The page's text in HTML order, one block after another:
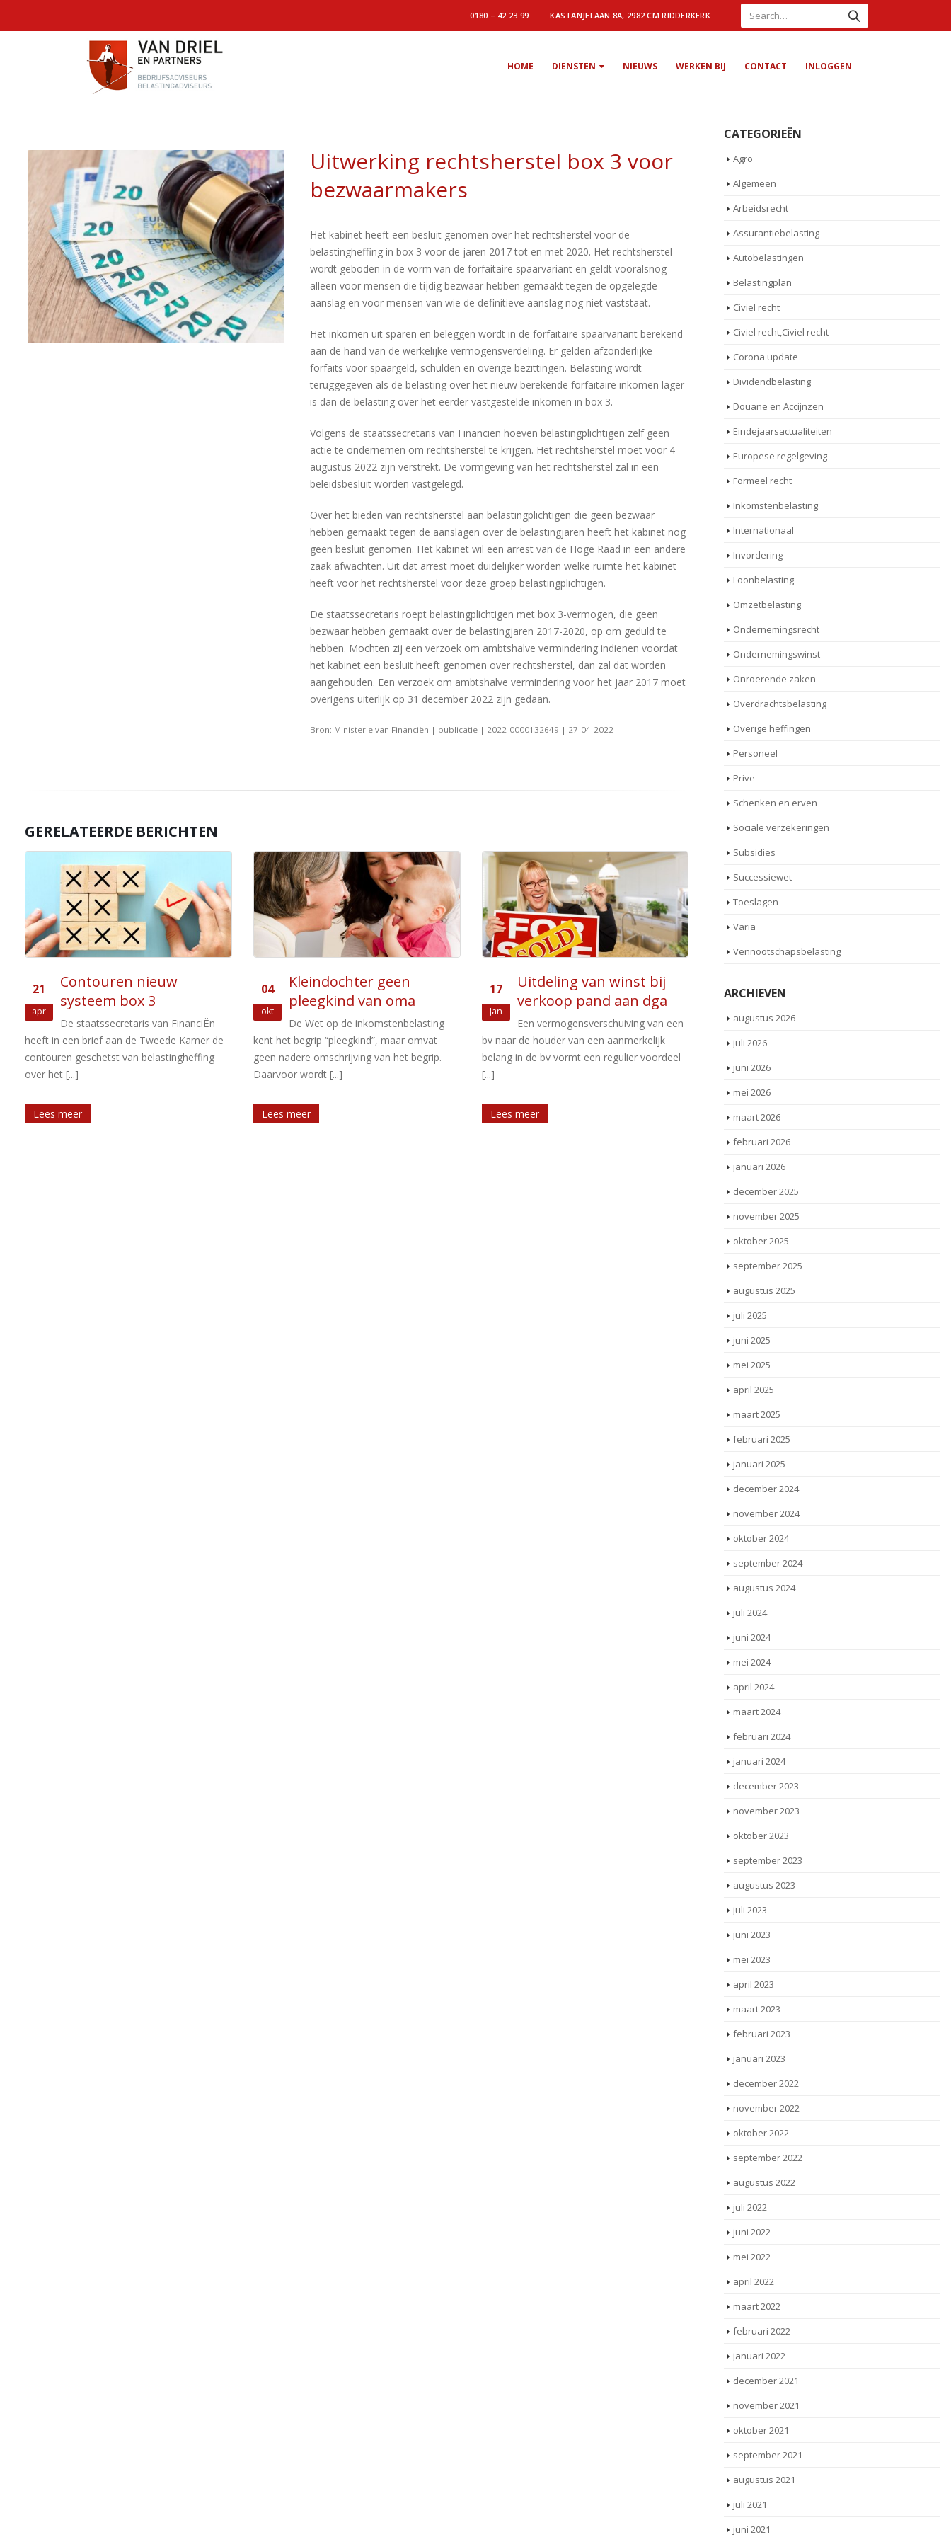
0180 – 42 23 99 KASTANJELAAN 8A, 2982 CM RIDDERKERK
HOME DIENSTEN NIEUWS WERKEN BIJ CONTACT INLOGGEN
Uitwerking rechtsherstel box 3 voor
bezwaarmakers
Het kabinet heeft een besluit genomen over het rechtsherstel voor de
belastingheffing in box 3 voor de jaren 2017 tot en met 2020. Het rechtsherstel
wordt geboden in de vorm van de forfaitaire spaarvariant en geldt vooralsnog
alleen voor mensen die tijdig bezwaar hebben gemaakt tegen de opgelegde
aanslag en voor mensen van wie de definitieve aanslag nog niet vaststaat.
Het inkomen uit sparen en beleggen wordt in de forfaitaire spaarvariant berekend
aan de hand van de werkelijke vermogensverdeling. Er gelden afzonderlijke
forfaits voor spaargeld, schulden en overige bezittingen. Belasting wordt
teruggegeven als de belasting over het nieuw berekende forfaitaire inkomen lager
is dan de belasting over het eerder vastgestelde inkomen in box 3.
Volgens de staatssecretaris van Financiën hoeven belastingplichtigen zelf geen
actie te ondernemen om rechtsherstel te krijgen. Het rechtsherstel moet voor 4
augustus 2022 zijn verstrekt. De vormgeving van het rechtsherstel zal in een
beleidsbesluit worden vastgelegd.
Over het bieden van rechtsherstel aan belastingplichtigen die geen bezwaar
hebben gemaakt tegen de aanslagen over de belastingjaren heeft het kabinet nog
geen besluit genomen. Het kabinet wil een arrest van de Hoge Raad in een andere
zaak afwachten. Uit dat arrest moet duidelijker worden welke ruimte het kabinet
heeft voor het rechtsherstel voor deze groep belastingplichtigen.
De staatssecretaris roept belastingplichtigen met box 3-vermogen, die geen
bezwaar hebben gemaakt over de belastingjaren 2017-2020, op om geduld te
hebben. Mochten zij een verzoek om ambtshalve vermindering indienen voordat
het kabinet een besluit heeft genomen over rechtsherstel, dan zal dat worden
aangehouden. Een verzoek om ambtshalve vermindering voor het jaar 2017 moet
overigens uiterlijk op 31 december 2022 zijn gedaan.
Bron: Ministerie van Financiën | publicatie | 2022-0000132649 | 27-04-2022
GERELATEERDE BERICHTEN
04
okt
Kleindochter geen
pleegkind van oma
De Wet op de inkomstenbelasting
kent het begrip “pleegkind”, maar omvat
geen nadere omschrijving van het begrip.
Daarvoor wordt [...]
Lees meer
17
Jan
Uitdeling van winst bij
verkoop pand aan dga
Een vermogensverschuiving van een
bv naar de houder van een aanmerkelijk
belang in de bv vormt een regulier voordeel
[...]
Lees meer
17
aug
Verduisterde bedragen
vormden resultaat uit
werkzaamheid
De belastingrechter dient in een procedure
over een belastingaanslag op basis van de
fiscale bewijsregels en aan de hand [...]
Lees meer
09
courant via dividend
De rekening-courantschuld van een
dga aan zijn bv liep in een reeks van jaren op
Lees meer
CATEGORIEËN
Agro
Algemeen
Arbeidsrecht
Assurantiebelasting
Autobelastingen
Belastingplan
Civiel recht
Civiel recht,Civiel recht
Corona update
Dividendbelasting
Douane en Accijnzen
Eindejaarsactualiteiten
Europese regelgeving
Formeel recht
Inkomstenbelasting
Internationaal
Invordering
Loonbelasting
Omzetbelasting
Ondernemingsrecht
Ondernemingswinst
Onroerende zaken
Overdrachtsbelasting
Overige heffingen
Personeel
Prive
Schenken en erven
Sociale verzekeringen
Subsidies
Successiewet
Toeslagen
Varia
Vennootschapsbelasting
ARCHIEVEN
augustus 2026
juli 2026
juni 2026
mei 2026
maart 2026
februari 2026
januari 2026
december 2025
november 2025
oktober 2025
september 2025
augustus 2025
juli 2025
juni 2025
mei 2025
april 2025
maart 2025
februari 2025
januari 2025
december 2024
november 2024
oktober 2024
september 2024
augustus 2024
juli 2024
juni 2024
mei 2024
april 2024
maart 2024
februari 2024
januari 2024
december 2023
november 2023
oktober 2023
september 2023
augustus 2023
juli 2023
juni 2023
mei 2023
april 2023
maart 2023
februari 2023
januari 2023
december 2022
november 2022
oktober 2022
september 2022
augustus 2022
juli 2022
juni 2022
mei 2022
april 2022
maart 2022
februari 2022
januari 2022
december 2021
november 2021
oktober 2021
september 2021
augustus 2021
juli 2021
juni 2021